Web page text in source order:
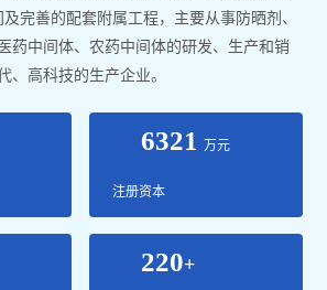
完善的配套附属工程，主要从事防晒剂、
药中间体、农药中间体的研发、生产和销
、高科技的生产企业。
6321 万元
注册资本
220+